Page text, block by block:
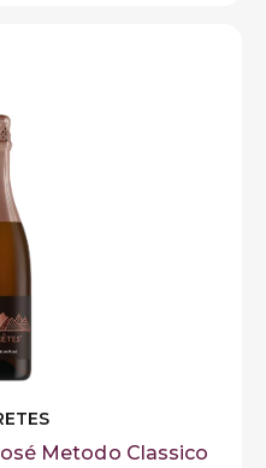
Metodo Classico